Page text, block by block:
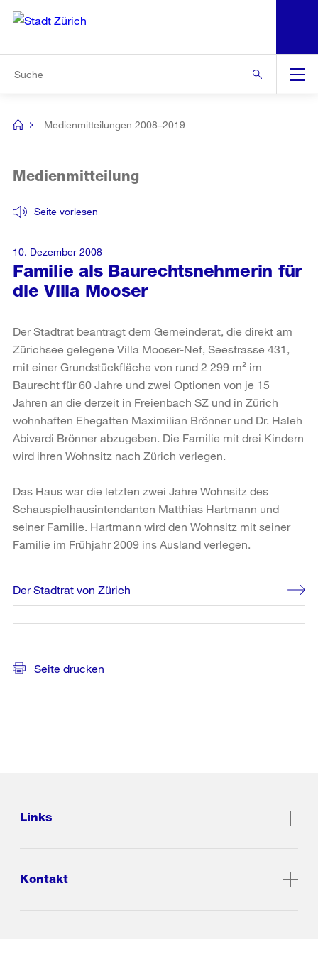
Navigation
[no
Medienmitteilungen 2008–2019
Familie als Baurechtsnehmerin für
die Villa Mooser
Seite vorlesen
Medienmitteilung
10. Dezember 2008
Der Stadtrat beantragt dem Gemeinderat, die direkt am
Zürichsee gelegene Villa Mooser-Nef, Seestrasse 431,
mit einer Grundstückfläche von rund 2 299 m² im
Baurecht für 60 Jahre und zwei Optionen von je 15
Jahren an die derzeit in Freienbach SZ und in Zürich
wohnhaften Ehegatten Maximilian Brönner und Dr. Haleh
Abivardi Brönner abzugeben. Die Familie mit drei Kindern
wird ihren Wohnsitz nach Zürich verlegen.
Das Haus war die letzten zwei Jahre Wohnsitz des
Schauspielhausintendanten Matthias Hartmann und
seiner Familie. Hartmann wird den Wohnsitz mit seiner
Familie im Frühjahr 2009 ins Ausland verlegen.
Weitere
Informationen
Der Stadtrat von Zürich
Seite drucken
Links
Kontakt